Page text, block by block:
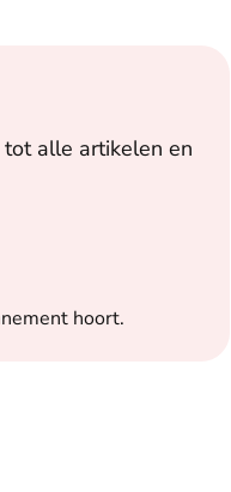
alle artikelen en
hoort.